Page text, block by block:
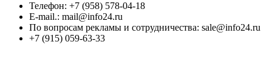
Телефон: +7 (958) 578-04-18
E-mail.: mail@info24.ru
По вопросам рекламы и сотрудничества: sale@info24.ru
+7 (915) 059-63-33